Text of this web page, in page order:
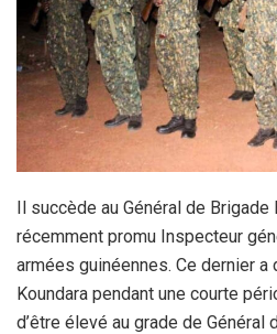
Il succède au Général de Brigade
récemment promu Inspecteur
armées guinéennes. Ce dernier a
Koundara pendant une courte
d’être élevé au grade de Général